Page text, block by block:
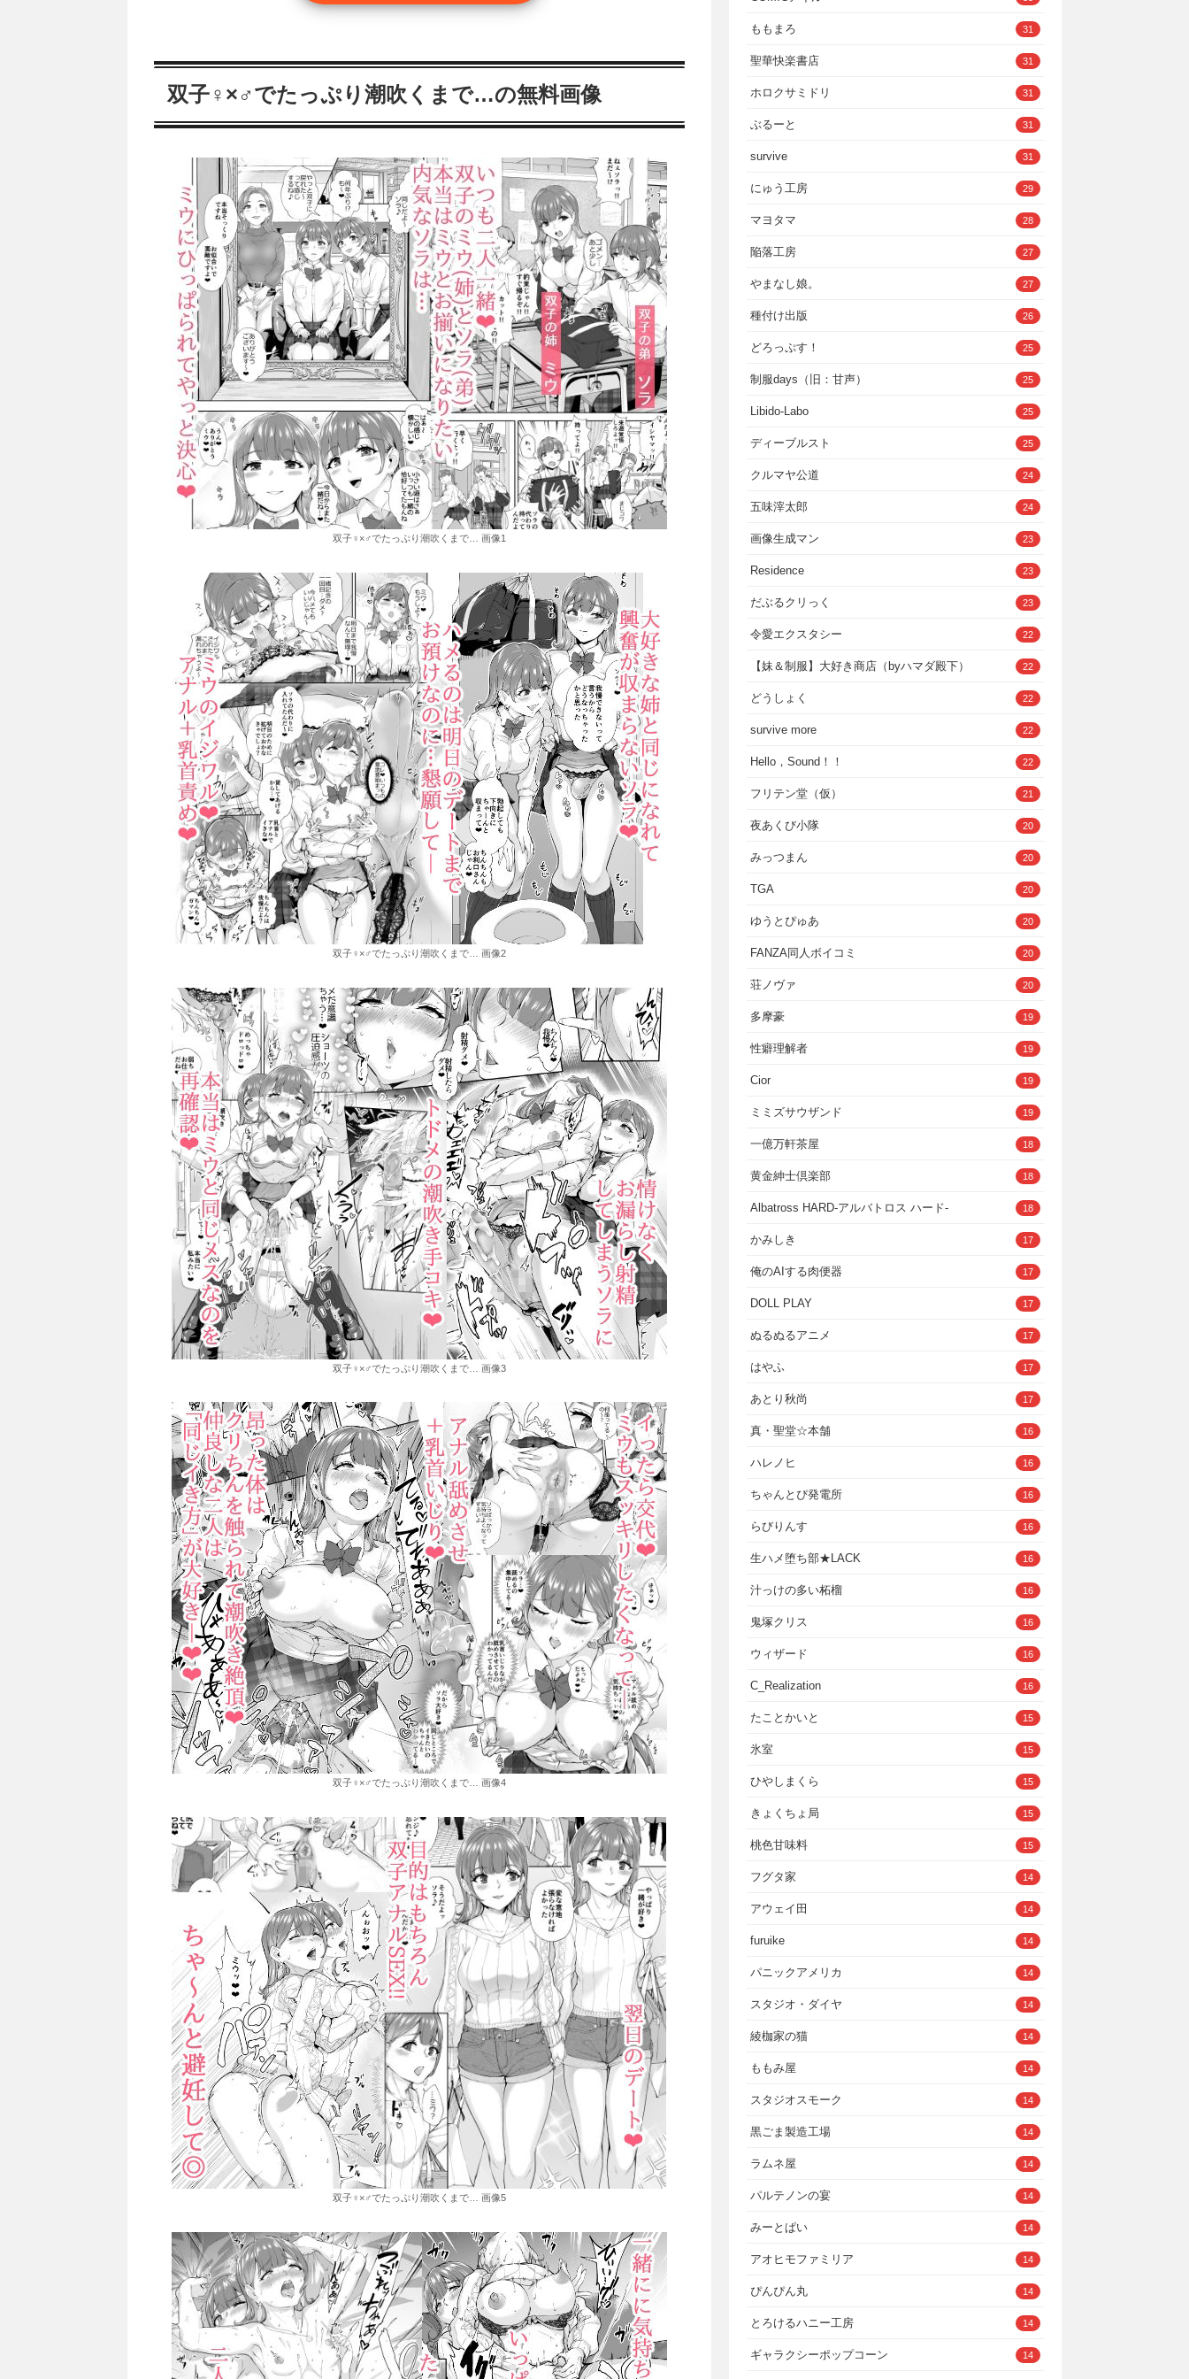
双子♀×♂でたっぷり潮吹くまで…の無料画像
双子♀×♂でたっぷり潮吹くまで… 画像1
双子♀×♂でたっぷり潮吹くまで… 画像2
双子♀×♂でたっぷり潮吹くまで… 画像3
双子♀×♂でたっぷり潮吹くまで… 画像4
双子♀×♂でたっぷり潮吹くまで… 画像5
ももまろ 31
聖華快楽書店 31
ホロクサミドリ 31
ぶるーと 31
survive 31
にゅう工房 29
マヨタマ 28
陥落工房 27
やまなし娘。 27
種付け出版 26
どろっぷす！ 25
制服days（旧：甘声） 25
Libido-Labo 25
ディーブルスト 25
クルマヤ公道 24
五味滓太郎 24
画像生成マン 23
Residence 23
だぶるクリっく 23
令愛エクスタシー 22
【妹＆制服】大好き商店（byハマダ殿下） 22
どうしょく 22
survive more 22
Hello，Sound！！ 22
フリテン堂（仮） 21
夜あくび小隊 20
みっつまん 20
TGA 20
ゆうとぴゅあ 20
FANZA同人ボイコミ 20
荘ノヴァ 20
多摩豪 19
性癖理解者 19
Cior 19
ミミズサウザンド 19
一億万軒茶屋 18
黄金紳士倶楽部 18
Albatross HARD‐アルバトロス ハード‐ 18
かみしき 17
俺のAIする肉便器 17
DOLL PLAY 17
ぬるぬるアニメ 17
はやふ 17
あとり秋尚 17
真・聖堂☆本舗 16
ハレノヒ 16
ちゃんとぴ発電所 16
らびりんす 16
生ハメ堕ち部★LACK 16
汁っけの多い柘榴 16
鬼塚クリス 16
ウィザード 16
C_Realization 16
たことかいと 15
氷室 15
ひやしまくら 15
きょくちょ局 15
桃色甘味料 15
フグタ家 14
アウェイ田 14
furuike 14
パニックアメリカ 14
スタジオ・ダイヤ 14
綾枷家の猫 14
ももみ屋 14
スタジオスモーク 14
黒ごま製造工場 14
ラムネ屋 14
パルテノンの宴 14
みーとぱい 14
アオヒモファミリア 14
ぴんぴん丸 14
とろけるハニー工房 14
ギャラクシーポップコーン 14